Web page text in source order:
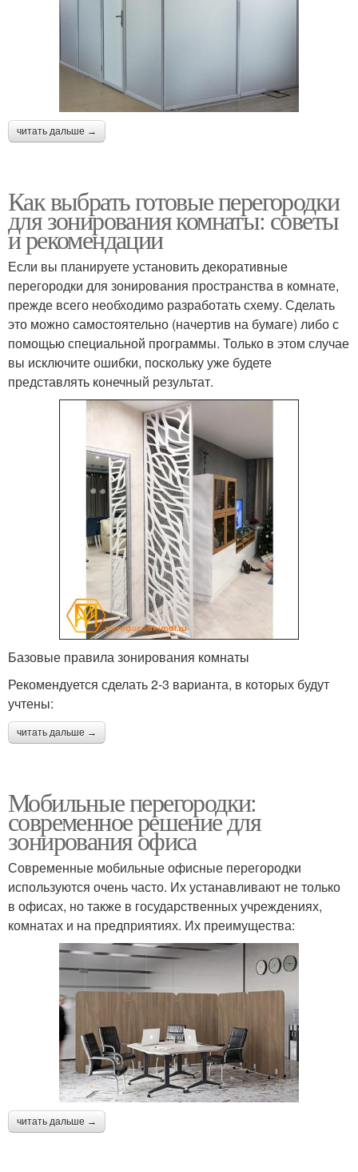
читать дальше →
Как выбрать готовые перегородки
для зонирования комнаты: советы
и рекомендации
Если вы планируете установить декоративные
перегородки для зонирования пространства в комнате,
прежде всего необходимо разработать схему. Сделать
это можно самостоятельно (начертив на бумаге) либо с
помощью специальной программы. Только в этом случае
вы исключите ошибки, поскольку уже будете
представлять конечный результат.
Базовые правила зонирования комнаты
Рекомендуется сделать 2-3 варианта, в которых будут
учтены:
читать дальше →
Мобильные перегородки:
современное решение для
зонирования офиса
Современные мобильные офисные перегородки
используются очень часто. Их устанавливают не только
в офисах, но также в государственных учреждениях,
комнатах и на предприятиях. Их преимущества:
читать дальше →